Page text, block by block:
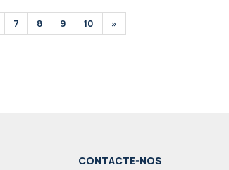
7 8 9 10 »
CONTACTE-NOS